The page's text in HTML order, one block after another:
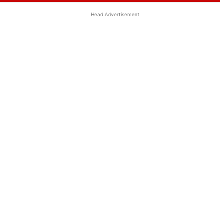
Head Advertisement